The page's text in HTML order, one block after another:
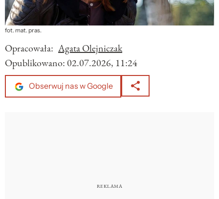
fot. mat. pras.
Opracowała: Agata Olejniczak
Opublikowano: 02.07.2026, 11:24
Obserwuj nas w Google